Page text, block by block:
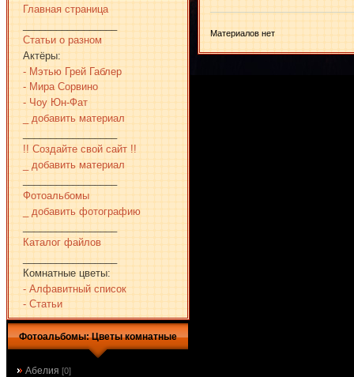
Главная страница
Статьи о разном
Актёры:
- Мэтью Грей Габлер
- Мира Сорвино
- Чоу Юн-Фат
_ добавить материал
!! Создайте свой сайт !!
_ добавить материал
Фотоальбомы
_ добавить фотографию
Каталог файлов
Комнатные цветы:
- Алфавитный список
- Статьи
Фотоальбомы: Цветы комнатные
Абелия [0]
Материалов нет